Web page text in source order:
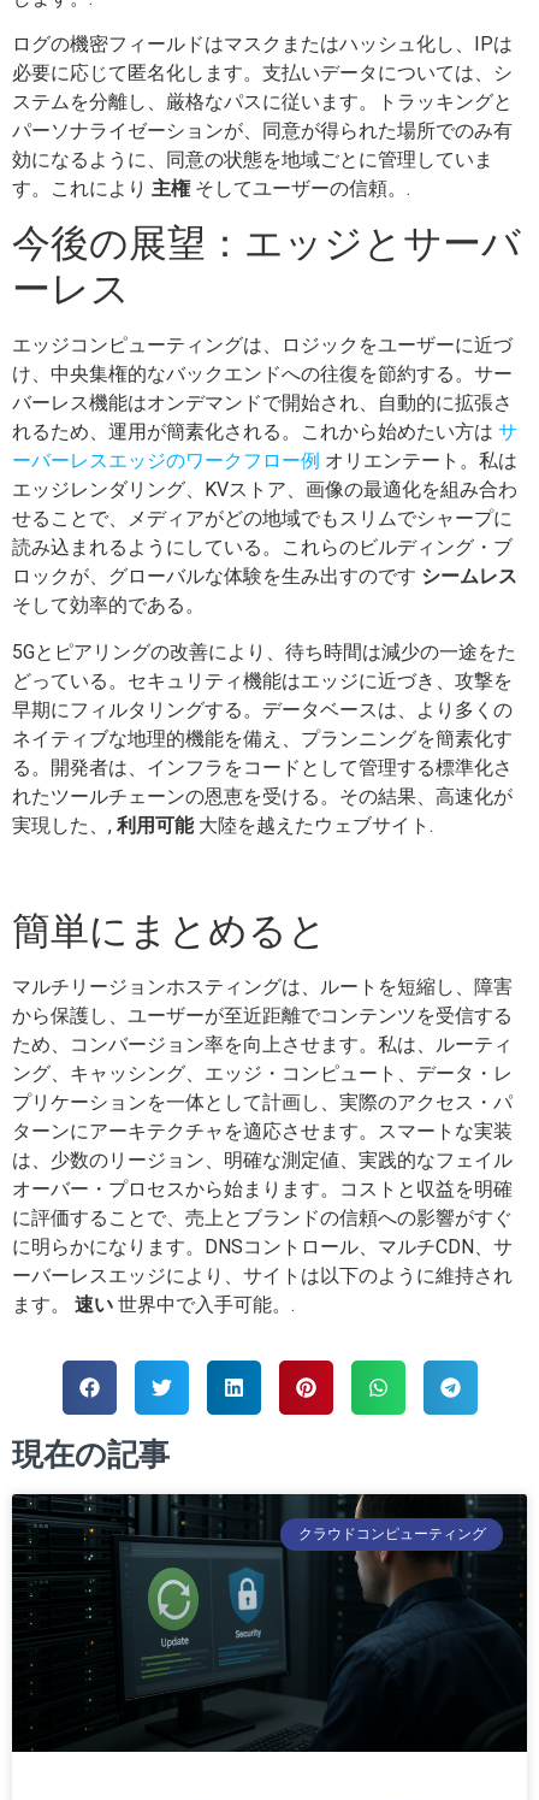
ログの機密フィールドはマスクまたはハッシュ化し、IPは
必要に応じて匿名化します。支払いデータについては、シ
ステムを分離し、厳格なパスに従います。トラッキングと
パーソナライゼーションが、同意が得られた場所でのみ有
効になるように、同意の状態を地域ごとに管理していま
す。これにより 主権そしてユーザーの信頼。.
今後の展望：エッジとサーバ
ーレス
エッジコンピューティングは、ロジックをユーザーに近づ
け、中央集権的なバックエンドへの往復を節約する。サー
バーレス機能はオンデマンドで開始され、自動的に拡張さ
れるため、運用が簡素化される。これから始めたい方は サ
ーバーレスエッジのワークフロー例 オリエンテート。私は
エッジレンダリング、KVストア、画像の最適化を組み合わ
せることで、メディアがどの地域でもスリムでシャープに
読み込まれるようにしている。これらのビルディング・ブ
ロックが、グローバルな体験を生み出すのです シームレス
そして効率的である。
5Gとピアリングの改善により、待ち時間は減少の一途をた
どっている。セキュリティ機能はエッジに近づき、攻撃を
早期にフィルタリングする。データベースは、より多くの
ネイティブな地理的機能を備え、プランニングを簡素化す
る。開発者は、インフラをコードとして管理する標準化さ
れたツールチェーンの恩恵を受ける。その結果、高速化が
実現した、, 利用可能大陸を越えたウェブサイト.
簡単にまとめると
マルチリージョンホスティングは、ルートを短縮し、障害
から保護し、ユーザーが至近距離でコンテンツを受信する
ため、コンバージョン率を向上させます。私は、ルーティ
ング、キャッシング、エッジ・コンピュート、データ・レ
プリケーションを一体として計画し、実際のアクセス・パ
ターンにアーキテクチャを適応させます。スマートな実装
は、少数のリージョン、明確な測定値、実践的なフェイル
オーバー・プロセスから始まります。コストと収益を明確
に評価することで、売上とブランドの信頼への影響がすぐ
に明らかになります。DNSコントロール、マルチCDN、サ
ーバーレスエッジにより、サイトは以下のように維持され
ます。 速い 世界中で入手可能。.
現在の記事
クラウドコンピューティング